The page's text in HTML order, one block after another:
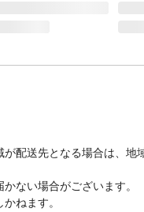
配送先となる場合は、
ない場合がございます。
ねます。